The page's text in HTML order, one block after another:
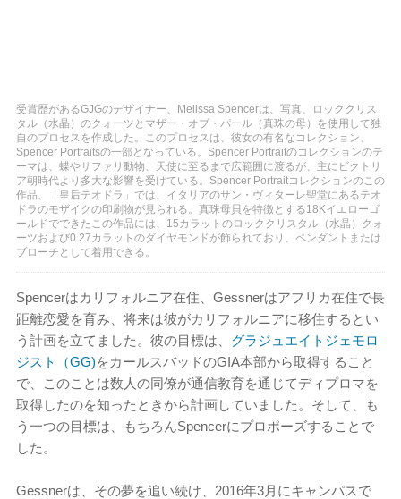
受賞歴があるGJGのデザイナー、Melissa Spencerは、写真、ロッククリス
タル（水晶）のクォーツとマザー・オブ・パール（真珠の母）を使用して独
自のプロセスを作成した。このプロセスは、彼女の有名なコレクション、
Spencer Portraitsの一部となっている。Spencer Portraitのコレクションのテ
ーマは、蝶やサファリ動物、天使に至るまで広範囲に渡るが、主にビクトリ
ア朝時代より多大な影響を受けている。Spencer Portraitコレクションのこの
作品、「皇后テオドラ」では、イタリアのサン・ヴィターレ聖堂にあるテオ
ドラのモザイクの印刷物が見られる。真珠母貝を特徴とする18Kイエローゴ
ールドでできたこの作品には、15カラットのロッククリスタル（水晶）クォ
ーツおよび0.27カラットのダイヤモンドが飾られており、ペンダントまたは
ブローチとして着用できる。
Spencerはカリフォルニア在住、Gessnerはアフリカ在住で長
距離恋愛を育み、将来は彼がカリフォルニアに移住するとい
う計画を立てました。彼の目標は、 グラジュエイトジェモロ
ジスト（GG)をカールスバッドのGIA本部から取得すること
で、このことは数人の同僚が通信教育を通じてディプロマを
取得したのを知ったときから計画していました。そして、も
う一つの目標は、もちろんSpencerにプロポーズすることで
した。
Gessnerは、その夢を追い続け、2016年3月にキャンパスで